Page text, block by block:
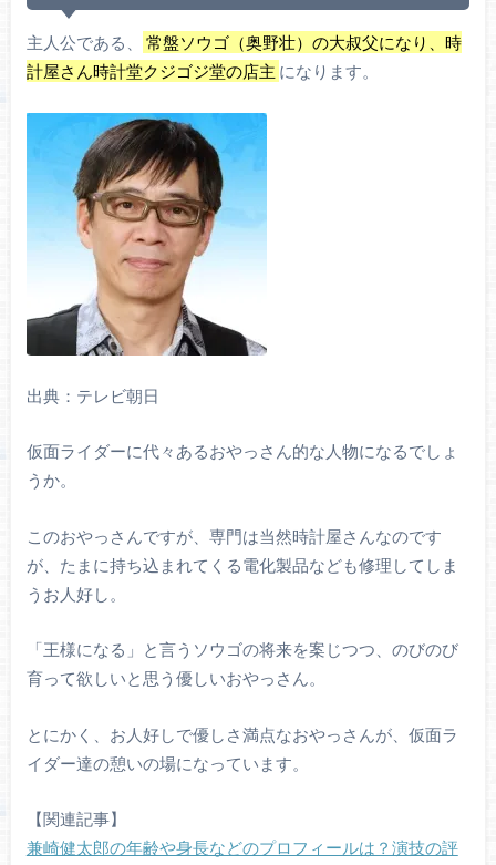
主人公である、
常盤ソウゴ（奥野壮）の大叔父になり、時
計屋さん時計堂クジゴジ堂の店主 になります。
出典：テレビ朝日
仮面ライダーに代々あるおやっさん的な人物になるでしょ
うか。
このおやっさんですが、専門は当然時計屋さんなのです
が、たまに持ち込まれてくる電化製品なども修理してしま
うお人好し。
「王様になる」と言うソウゴの将来を案じつつ、のびのび
育って欲しいと思う優しいおやっさん。
とにかく、お人好しで優しさ満点なおやっさんが、仮面ラ
イダー達の憩いの場になっています。
【関連記事】
兼崎健太郎の年齢や身長などのプロフィールは？演技の評